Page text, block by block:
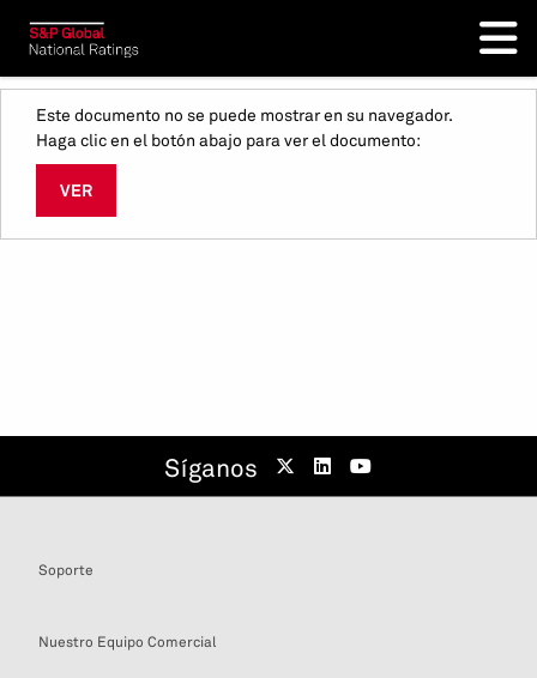
Este documento no se puede mostrar en su navegador.
Haga clic en el botón abajo para ver el documento:
VER
Síganos
Soporte
Nuestro Equipo Comercial